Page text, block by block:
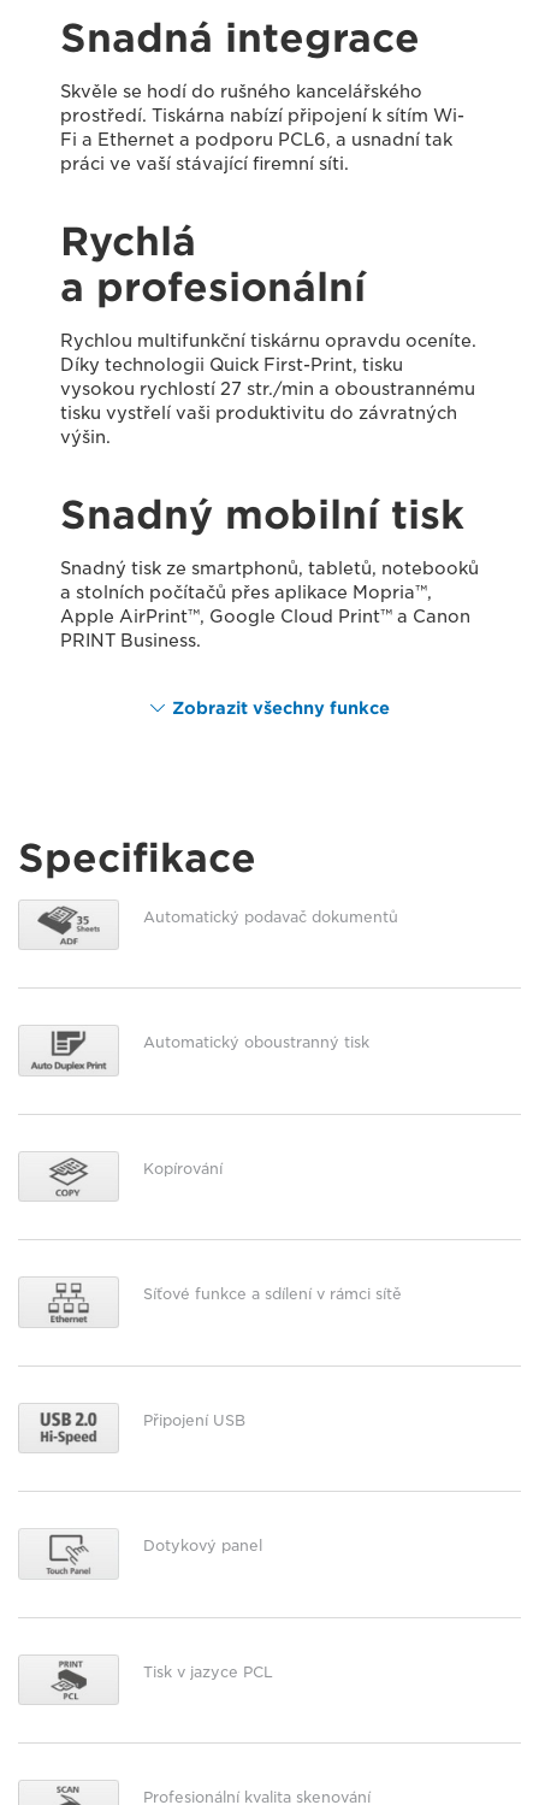
Snadná integrace
Skvěle se hodí do rušného kancelářského
prostředí. Tiskárna nabízí připojení k sítím Wi-
Fi a Ethernet a podporu PCL6, a usnadní tak
práci ve vaší stávající firemní síti.
Rychlá
a profesionální
Rychlou multifunkční tiskárnu opravdu oceníte.
Díky technologii Quick First-Print, tisku
vysokou rychlostí 27 str./min a oboustrannému
tisku vystřelí vaši produktivitu do závratných
výšin.
Snadný mobilní tisk
Snadný tisk ze smartphonů, tabletů, notebooků
a stolních počítačů přes aplikace Mopria™,
Apple AirPrint™, Google Cloud Print™ a Canon
PRINT Business.
Zobrazit všechny funkce
Specifikace
Automatický podavač dokumentů
Automatický oboustranný tisk
Kopírování
Síťové funkce a sdílení v rámci sítě
Připojení USB
Dotykový panel
Tisk v jazyce PCL
Profesionální kvalita skenování